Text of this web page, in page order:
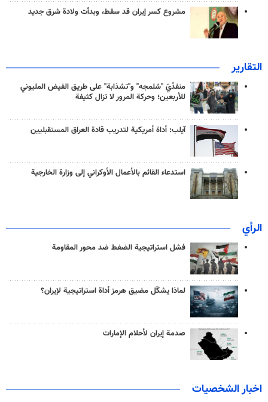
مشروع كسر إيران قد سقط، وبدأت ولادة شرق جديد
التقارير
منفذَيّ "شلمجه" و"تشذابة" على طريق الفيض المليوني
للأربعين؛ وحركة المرور لا تزال كثيفة
آيلب: أداة أمريكية لتدريب قادة العراق المستقبليين
استدعاء القائم بالأعمال الأوكراني إلى وزارة الخارجية
الرأي
فشل استراتيجية الضغط ضد محور المقاومة
لماذا يشكّل مضيق هرمز أداة استراتيجية لإيران؟
صدمة إيران لأحلام الإمارات
اخبار الشخصيات